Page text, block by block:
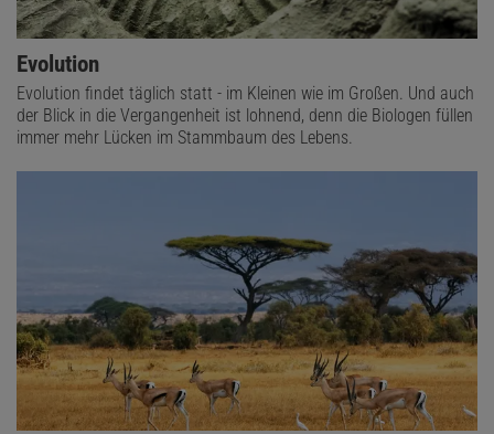
Evolution
Evolution findet täglich statt - im Kleinen wie im Großen. Und auch
der Blick in die Vergangenheit ist lohnend, denn die Biologen füllen
immer mehr Lücken im Stammbaum des Lebens.